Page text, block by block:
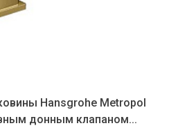
Hansgrohe Metropol
донным клапаном...